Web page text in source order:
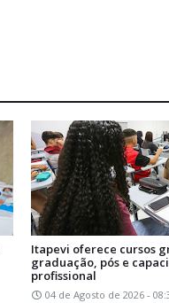
Itapevi oferece cursos
graduação, pós e
profissional
04 de Agosto de 2026 -